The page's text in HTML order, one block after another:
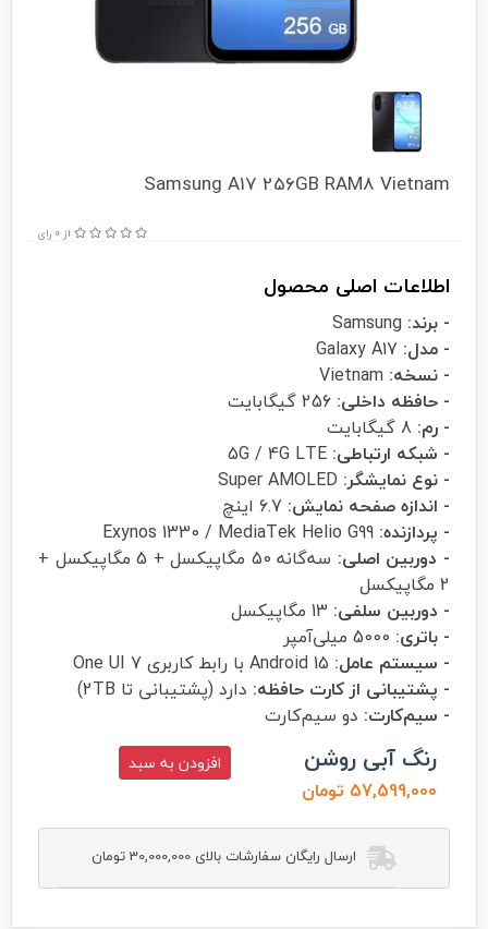
Samsung A17 256GB RAM8 Vietnam
از 0 رای
اطلاعات اصلی محصول
- برند:
- مدل:
- نسخه:
- حافظه داخلی:
- رم:
- شبکه ارتباطی:
- نوع نمایشگر:
- اندازه صفحه نمایش:
- پردازنده:
- دوربین اصلی:
سه‌گانه 50 مگاپیکسل + 5 مگاپیکسل +
2 مگاپیکسل
- دوربین سلفی:
- باتری:
- سیستم عامل:
- پشتیبانی از کارت حافظه: دارد (پشتیبانی تا 2TB)
- سیم‌کارت: دو سیم‌کارت
رنگ آبی روشن
57,599,000 تومان
افزودن به سبد
ارسال رایگان سفارشات بالای 30,000,000 تومان